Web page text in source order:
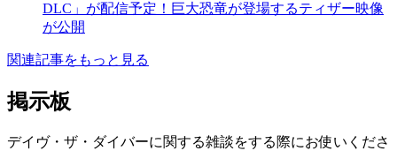
DLC」が配信予定！巨大恐竜が登場するティザー映像
が公開
関連記事をもっと見る
掲示板
デイヴ・ザ・ダイバーに関する雑談をする際にお使いくださ